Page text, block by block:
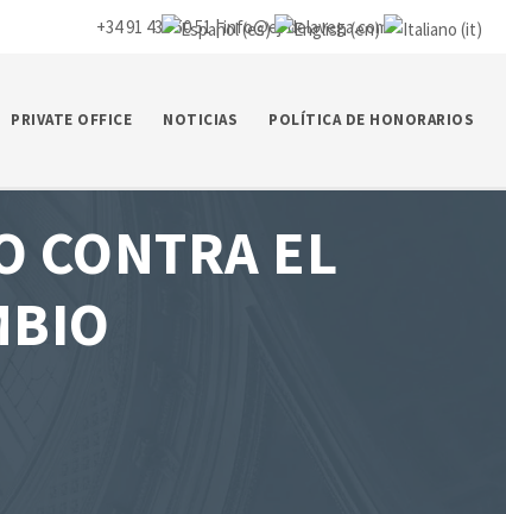
+34 91 435 50 51 |info@ej-delavega.com
PRIVATE OFFICE NOTICIAS POLÍTICA DE HONORARIOS
CONTRA EL